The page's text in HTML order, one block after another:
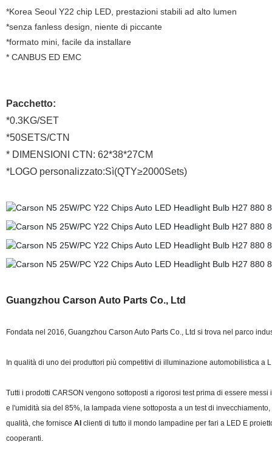
*Korea Seoul Y22 chip LED, prestazioni stabili ad alto lumen
*senza fanless design, niente di piccante
*formato mini, facile da installare
* CANBUS ED EMC
Pacchetto:
*0.3KG/SET
*50SETS/CTN
* DIMENSIONI CTN: 62*38*27CM
*LOGO personalizzato:Sì(QTY≥2000Sets)
Guangzhou Carson Auto Parts Co., Ltd
Fondata nel 2016, Guangzhou Carson Auto Parts Co., Ltd si trova nel parco
In qualità di uno dei produttori più competitivi di illuminazione automobilistica
Tutti i prodotti CARSON vengono sottoposti a rigorosi test prima di essere
e l'umidità sia del 85%, la lampada viene sottoposta a un test di
qualità, che fornisce AI clienti di tutto il mondo lampadine per fari a LED E
cooperanti.